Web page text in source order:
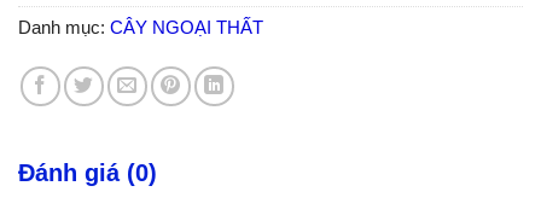
Danh mục: CÂY NGOẠI THẤT
Đánh giá (0)